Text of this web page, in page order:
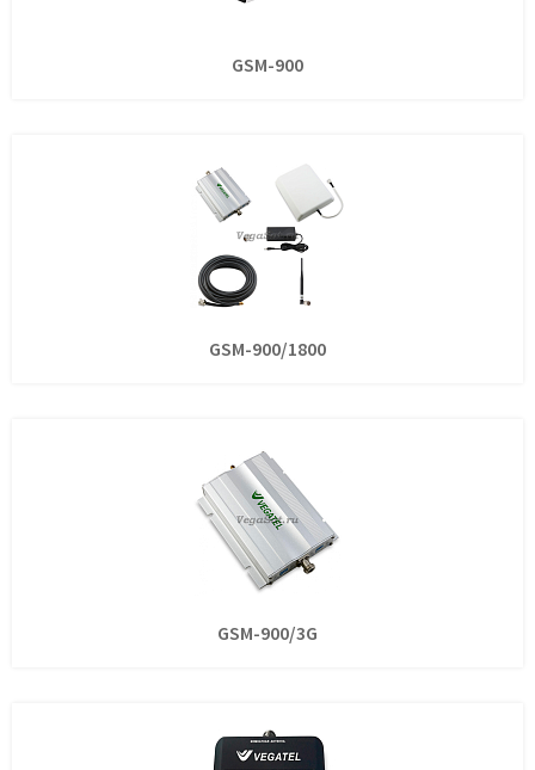
GSM-900
GSM-900/1800
GSM-900/3G